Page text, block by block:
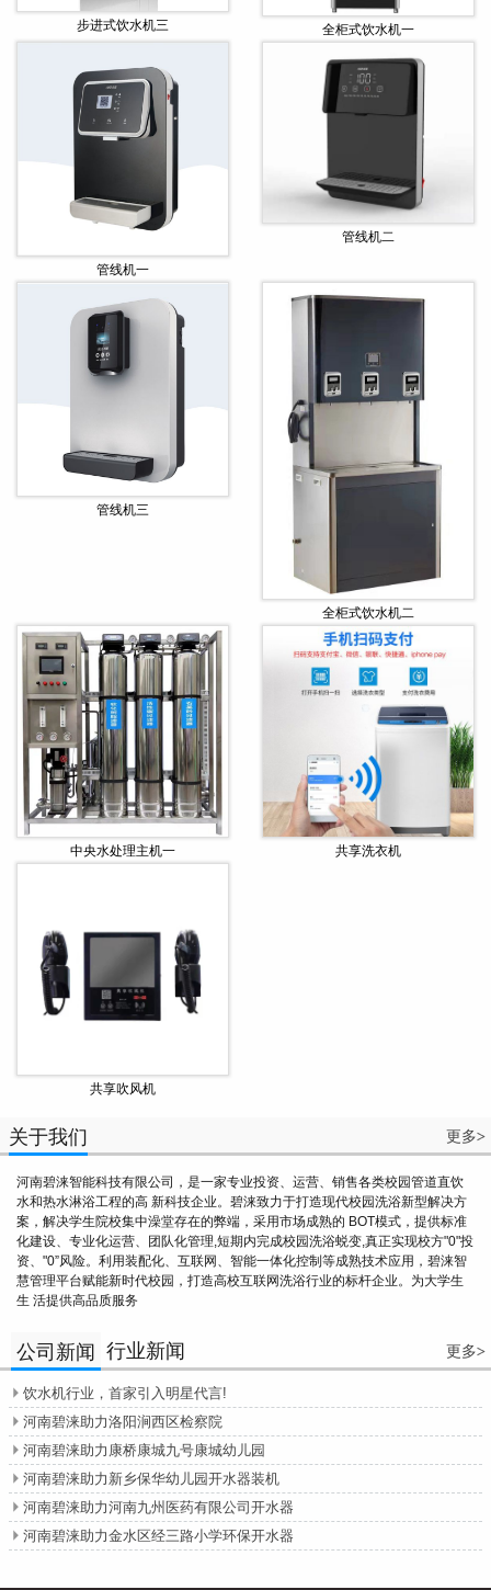
步进式饮水机三 全柜式饮水机一
管线机一
管线机二
管线机三
全柜式饮水机二
中央水处理主机一 共享洗衣机
共享吹风机
关于我们 更多>
河南碧涞智能科技有限公司，是一家专业投资、运营、销售各类校园管道直饮
水和热水淋浴工程的高 新科技企业。碧涞致力于打造现代校园洗浴新型解决方
案，解决学生院校集中澡堂存在的弊端，采用市场成熟的 BOT模式，提供标准
化建设、专业化运营、团队化管理,短期内完成校园洗浴蜕变,真正实现校方"0"投
资、"0”风险。利用装配化、互联网、智能一体化控制等成熟技术应用，碧涞智
慧管理平台赋能新时代校园，打造高校互联网洗浴行业的标杆企业。为大学生
生 活提供高品质服务
公司新闻 行业新闻 更多>
 饮水机行业，首家引入明星代言!
 河南碧涞助力洛阳涧西区检察院
 河南碧涞助力康桥康城九号康城幼儿园
 河南碧涞助力新乡保华幼儿园开水器装机
 河南碧涞助力河南九州医药有限公司开水器
 河南碧涞助力金水区经三路小学环保开水器